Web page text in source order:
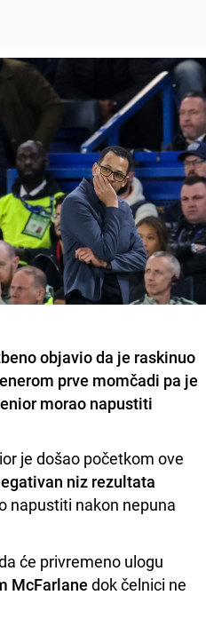
objavio da je raskinuo
prve momčadi pa je
morao napustiti
je došao početkom ove
niz rezultata
napustiti nakon nepuna
će privremeno ulogu
McFarlane dok čelnici ne